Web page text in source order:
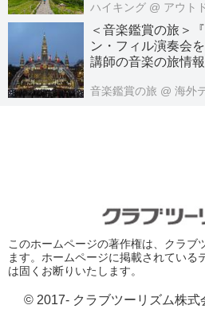
ハイキング @ アウト
＜音楽鑑賞の旅＞
ン・フィル演奏会
講師の音楽の旅情
音楽鑑賞の旅 @ 海外
このホームページの著作権は、クラブ
ます。ホームページに掲載されている
は固くお断りいたします。
© 2017- クラブツーリズム株式